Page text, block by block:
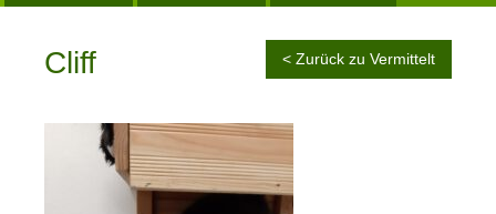
Cliff < Zurück zu Vermittelt